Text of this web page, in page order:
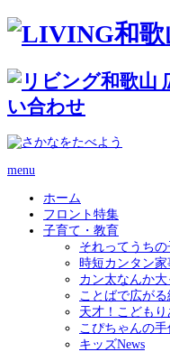
menu
ホーム
フロント特集
子育て・教育
それってうち
時短カンタン家
カン太なんか大
ことばで広が
天才！こどもり
こぴちゃんの
キッズNews